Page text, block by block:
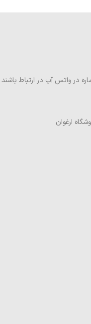
در واتس آپ در ارتباط باشند
ارغوان